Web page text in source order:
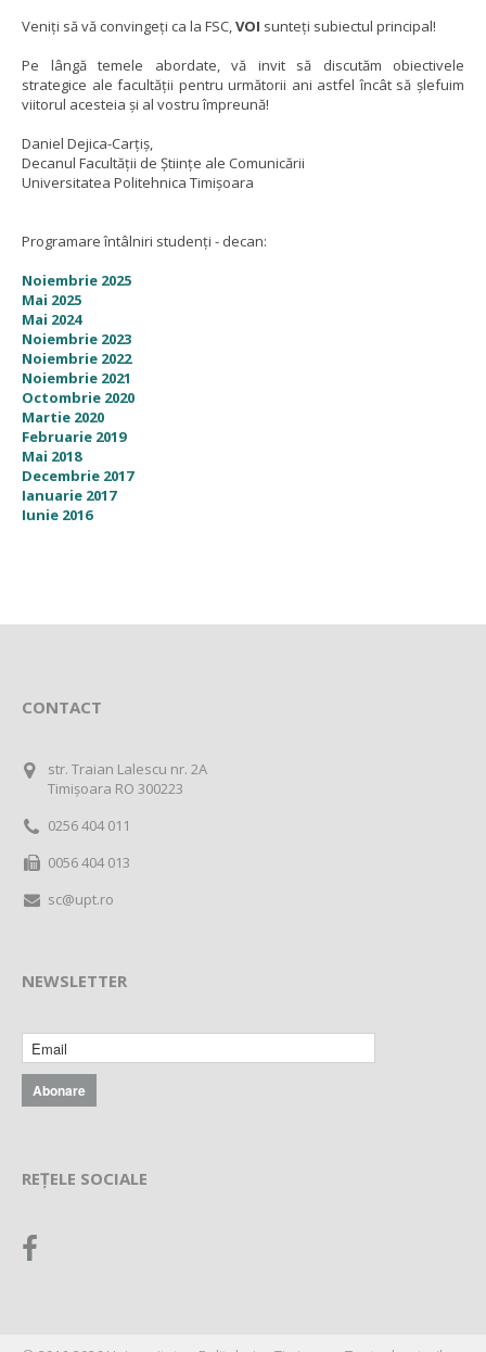
Veniți să vă convingeți ca la FSC,VOI sunteți subiectul principal!
Pe lângă temele abordate, vă invit să discutăm obiectivele
strategice ale facultății pentru următorii ani astfel încât să șlefuim
viitorul acesteia și al vostru împreună!
Daniel Dejica-Carțiș,
Decanul Facultății de Științe ale Comunicării
Universitatea Politehnica Timișoara
Programare întâlniri studenți - decan:
Noiembrie 2025
Mai 2025
Mai 2024
Noiembrie 2023
Noiembrie 2022
Noiembrie 2021
Octombrie 2020
Martie 2020
Februarie 2019
Mai 2018
Decembrie 2017
Ianuarie 2017
Iunie 2016
CONTACT
str. Traian Lalescu nr. 2A
Timișoara RO 300223
0256 404 011
0056 404 013
sc@upt.ro
NEWSLETTER
REȚELE SOCIALE